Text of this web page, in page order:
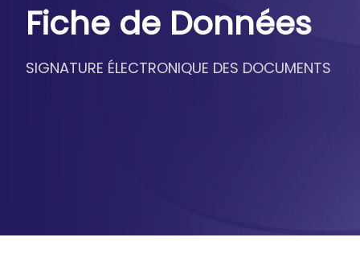
Fiche de Données
SIGNATURE ÉLECTRONIQUE DES DOCUMENTS